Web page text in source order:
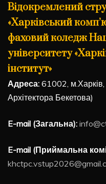
Відокремлений
«Харківський
фаховий коледж
університету
інститут»
Адреса: 61002,
Архітектора Бекетова)
E-mail (Загальна):
E-mail (Приймальна